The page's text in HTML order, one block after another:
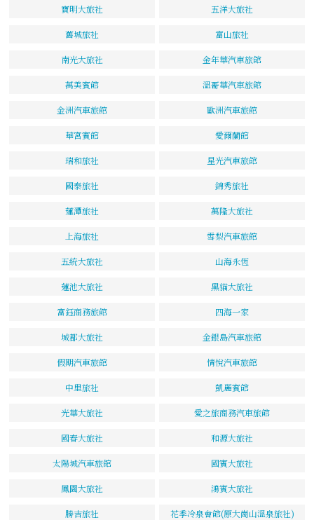
寶明大旅社 五洋大旅社
舊城旅社 富山旅社
南光大旅社 金年華汽車旅館
萬美賓館 溫哥華汽車旅館
金洲汽車旅館 歐洲汽車旅館
華宮賓館 愛爾蘭館
瑞和旅社 星光汽車旅館
國泰旅社 錦秀旅社
蓮潭旅社 萬隆大旅社
上海旅社 雪梨汽車旅館
五統大旅社 山海永恆
蓮池大旅社 黑貓大旅社
富鈺商務旅館 四海一家
城都大旅社 金銀島汽車旅館
假期汽車旅館 情悅汽車旅館
中里旅社 凱麗賓館
光華大旅社 愛之旅商務汽車旅館
國春大旅社 和源大旅社
太陽城汽車旅館 國賓大旅社
鳳園大旅社 鴻賓大旅社
勝吉旅社 花季冷泉會館(原大崗山溫泉旅社)